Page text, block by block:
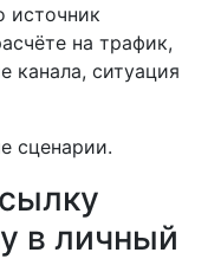
источник
на трафик,
канала, ситуация
сценарии.
в личный